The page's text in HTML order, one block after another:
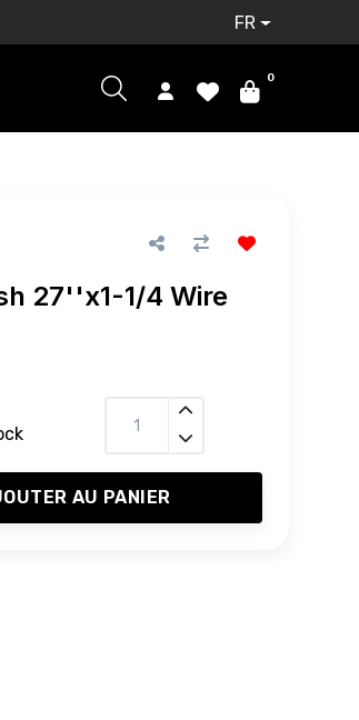
FR
0
27''x1-1/4 Wire
AU PANIER